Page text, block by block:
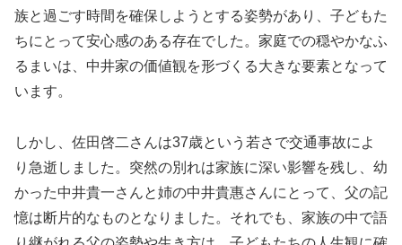
族と過ごす時間を確保しようとする姿勢があり、子どもた
ちにとって安心感のある存在でした。家庭での穏やかなふ
るまいは、中井家の価値観を形づくる大きな要素となって
います。
しかし、佐田啓二さんは37歳という若さで交通事故によ
り急逝しました。突然の別れは家族に深い影響を残し、幼
かった中井貴一さんと姉の中井貴惠さんにとって、父の記
憶は断片的なものとなりました。それでも、家族の中で語